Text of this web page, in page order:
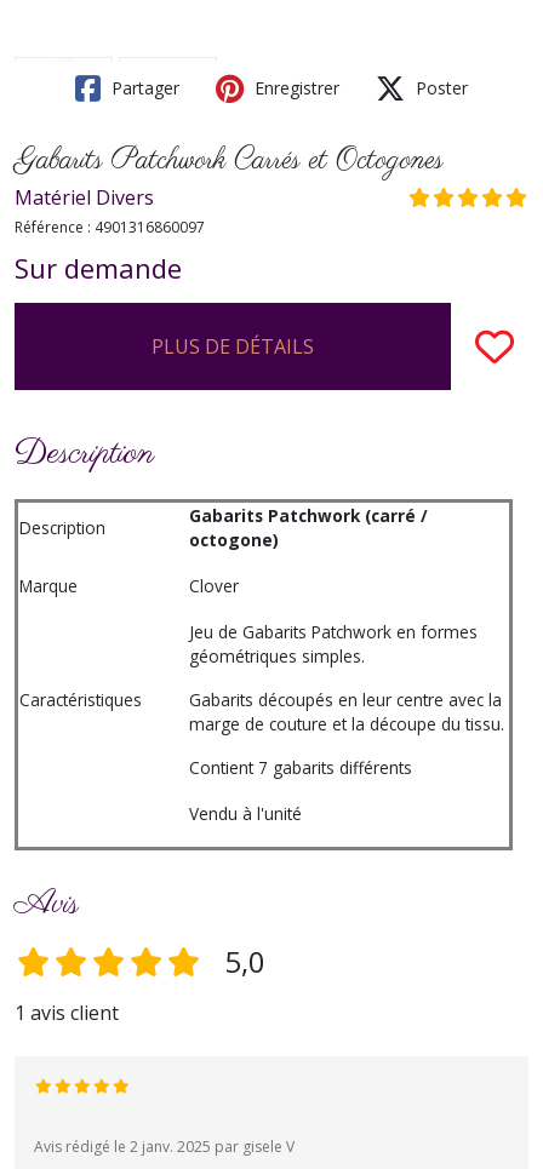
Partager Enregistrer Poster
Gabarits Patchwork Carrés et Octogones
Matériel Divers
Référence : 4901316860097
Sur demande
PLUS DE DÉTAILS
Description
Description
Gabarits Patchwork (carré /
octogone)
Marque
Clover
Caractéristiques
Jeu de Gabarits Patchwork en formes
géométriques simples.
Gabarits découpés en leur centre avec la
marge de couture et la découpe du tissu.
Contient 7 gabarits différents
Vendu à l'unité
Avis
5,0
1 avis client
Avis rédigé le 2 janv. 2025 par gisele V